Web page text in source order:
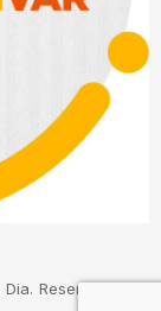
Reservados